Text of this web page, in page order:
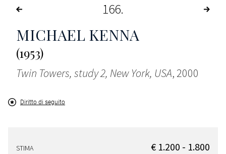
166
MICHAEL KENNA
(1953)
Twin Towers, study 2, New York, USA, 2000
Diritto di seguito
STIMA € 1.200 - 1.800